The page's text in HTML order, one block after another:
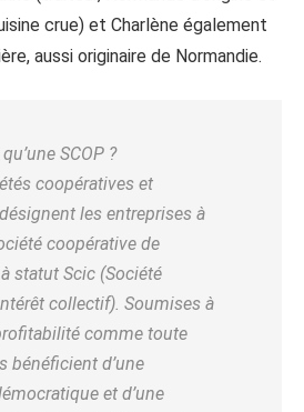
crue) et Charlène également
aussi originaire de Normandie.
SCOP ?
coopératives et
les entreprises à
coopérative de
statut Scic (Société
collectif). Soumises à
comme toute
bénéficient d’une
et d’une